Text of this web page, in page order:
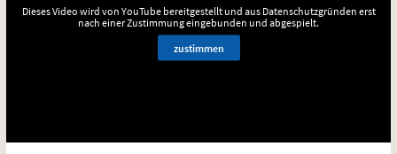
Dieses Video wird von YouTube bereitgestellt und aus Datenschutzgründen erst
nach einer Zustimmung eingebunden und abgespielt.
zustimmen